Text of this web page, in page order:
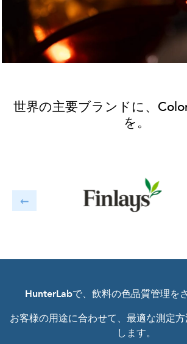
世界の主要ブランドに、
を。
HunterLabで、飲料の色品質管理を
お客様の用途に合わせて、最適な測定
します。